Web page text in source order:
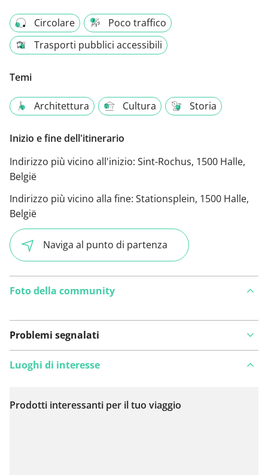
Circolare
Poco traffico
Trasporti pubblici accessibili
Temi
Architettura Cultura Storia
Inizio e fine dell'itinerario
Indirizzo più vicino all'inizio: Sint-Rochus, 1500 Halle,
België
Indirizzo più vicino alla fine: Stationsplein, 1500 Halle,
België
Naviga al punto di partenza
Foto della community
Problemi segnalati
Visualizza sulla mappa
Luoghi di interesse
Prodotti interessanti per il tuo viaggio